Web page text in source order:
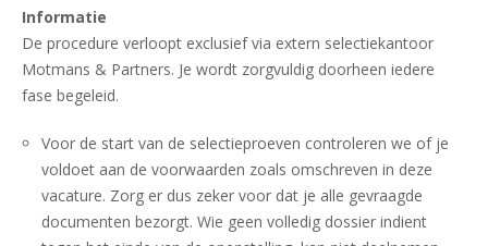
Informatie
De procedure verloopt exclusief via extern selectiekantoor
Motmans & Partners. Je wordt zorgvuldig doorheen iedere
fase begeleid.
Voor de start van de selectieproeven controleren we of je
voldoet aan de voorwaarden zoals omschreven in deze
vacature. Zorg er dus zeker voor dat je alle gevraagde
documenten bezorgt. Wie geen volledig dossier indient